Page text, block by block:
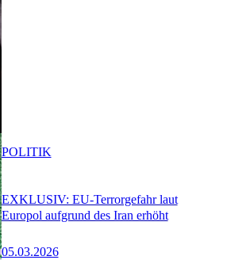
EXKLUSIV: EU-Terrorgefahr laut
Europol aufgrund des Iran erhöht
05.03.2026
POLITIK